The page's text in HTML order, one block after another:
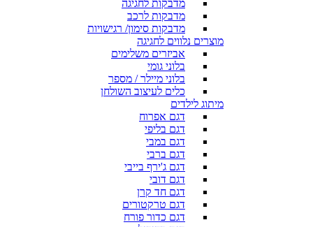
מדבקות לחגיגה
מדבקות לרכב
מדבקות סימון/ רגישויות
מוצרים נלווים לחגיגה
אביזרים משלימים
בלוני גומי
בלוני מיילר / מספר
כלים לעיצוב השולחן
מיתוג לילדים
דגם אפרוח
דגם בליפי
דגם במבי
דגם ברבי
דגם ג'ירף בייבי
דגם דובי
דגם חד קרן
דגם טרקטורים
דגם כדור פורח